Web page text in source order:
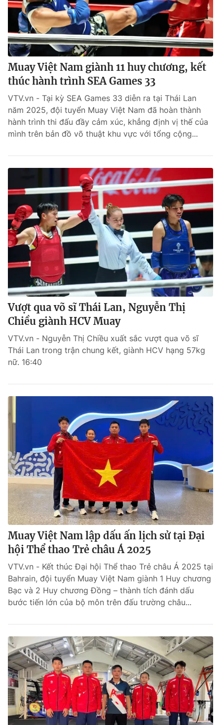
Muay Việt Nam giành 11 huy chương, kết
thúc hành trình SEA Games 33
VTV.vn - Tại kỳ SEA Games 33 diễn ra tại Thái Lan
năm 2025, đội tuyển Muay Việt Nam đã hoàn thành
hành trình thi đấu đầy cảm xúc, khẳng định vị thế của
mình trên bản đồ võ thuật khu vực với tổng cộng...
Vượt qua võ sĩ Thái Lan, Nguyễn Thị
Chiều giành HCV Muay
VTV.vn - Nguyễn Thị Chiều xuất sắc vượt qua võ sĩ
Thái Lan trong trận chung kết, giành HCV hạng 57kg
nữ. 16:40
Muay Việt Nam lập dấu ấn lịch sử tại Đại
hội Thể thao Trẻ châu Á 2025
VTV.vn - Kết thúc Đại hội Thể thao Trẻ châu Á 2025 tại
Bahrain, đội tuyển Muay Việt Nam giành 1 Huy chương
Bạc và 2 Huy chương Đồng – thành tích đánh dấu
bước tiến lớn của bộ môn trên đấu trường châu...